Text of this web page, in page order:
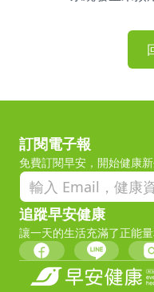
訂閱電子報
免費訂閱早安，開始健康新
追蹤早安健康
讓一天的生活充滿了正能